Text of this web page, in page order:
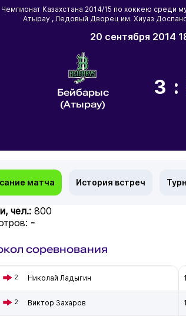
Чемпионат Казахстана 2014/15 по хоккею среди
Атырау, Ледовый Дворец им. Хиуаз
20 сентября 2014
Бейбарыс
(Атырау)
матча История встреч
чел.: 800
-
соревнования
2 Николай Ладыгин
2 Виктор Захаров